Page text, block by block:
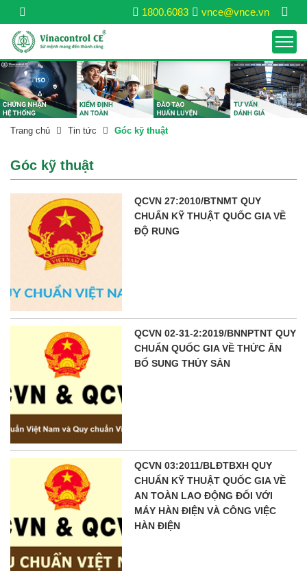
vnce@vnce.vn
1800.6083
Trang chủ Tin tức Góc kỹ thuật
Góc kỹ thuật
QCVN 27:2010/BTNMT QUY
CHUẨN KỸ THUẬT QUỐC GIA VỀ
ĐỘ RUNG
QCVN 02-31-2:2019/BNNPTNT QUY
CHUẨN QUỐC GIA VỀ THỨC ĂN
BỔ SUNG THỦY SẢN
QCVN 03:2011/BLĐTBXH QUY
CHUẨN KỸ THUẬT QUỐC GIA VỀ
AN TOÀN LAO ĐỘNG ĐỐI VỚI
MÁY HÀN ĐIỆN VÀ CÔNG VIỆC
HÀN ĐIỆN